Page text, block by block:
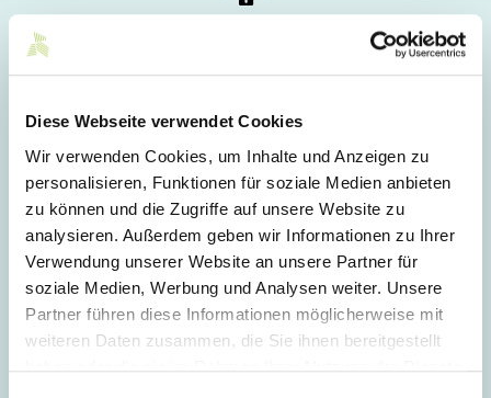
Diese Webseite verwendet Cookies
Wir verwenden Cookies, um Inhalte und Anzeigen zu
personalisieren, Funktionen für soziale Medien anbieten
zu können und die Zugriffe auf unsere Website zu
analysieren. Außerdem geben wir Informationen zu Ihrer
Verwendung unserer Website an unsere Partner für
soziale Medien, Werbung und Analysen weiter. Unsere
Partner führen diese Informationen möglicherweise mit
weiteren Daten zusammen, die Sie ihnen bereitgestellt
Login
Passwort